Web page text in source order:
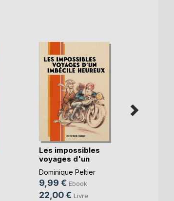
Les impossibles
voyages d'un
imbéc(...)
Dominique Peltier
9,99 € Ebook
22,00 € Livre